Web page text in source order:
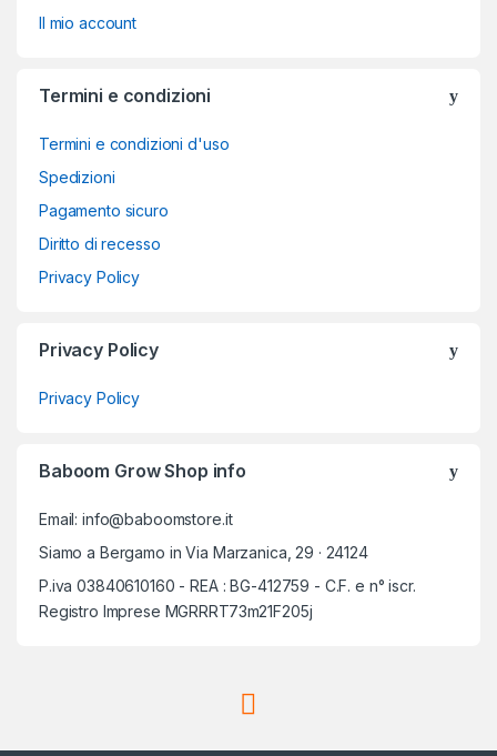
Il mio account
Termini e condizioni
Termini e condizioni d'uso
Spedizioni
Pagamento sicuro
Diritto di recesso
Privacy Policy
Privacy Policy
Privacy Policy
Baboom Grow Shop info
Email: info@baboomstore.it
Siamo a Bergamo in Via Marzanica, 29 · 24124
P.iva 03840610160 - REA : BG-412759 - C.F. e n° iscr.
Registro Imprese MGRRRT73m21F205j